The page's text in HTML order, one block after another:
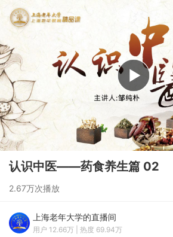
认识中医——药食养生篇 02
2.67万次播放
上海老年大学的直播间
用户 12.66万 | 热度 69.94万